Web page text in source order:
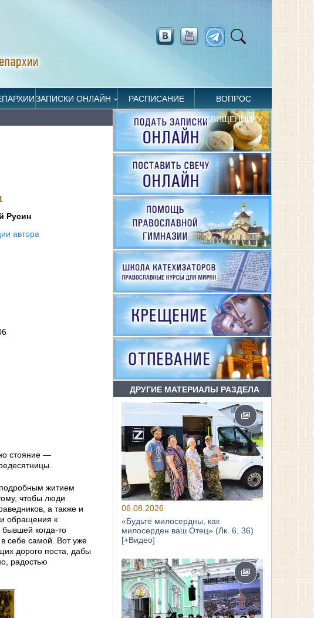
ЗАПИСКИ ОНЛАЙН РАСПИСАНИЕ ВОПРОС
СВЯЩЕННИКУ
Русин
автора
стояние —
житием
чтобы люди
а также и
и обращения к
когда-то
себе самой. Вот уже
дорого поста, дабы
радостью
ДРУГИЕ МАТЕРИАЛЫ РАЗДЕЛА
06.08.2026
«Будьте милосердны, как
милосерден ваш Отец» (Лк. 6, 36)
[+Видео]